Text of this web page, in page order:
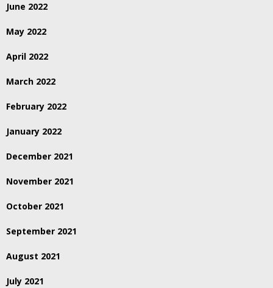
June 2022
May 2022
April 2022
March 2022
February 2022
January 2022
December 2021
November 2021
October 2021
September 2021
August 2021
July 2021